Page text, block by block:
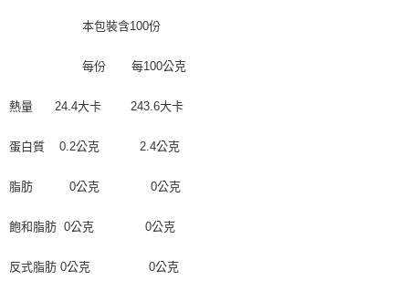
本包裝含100份
每份 每100公克
熱量 24.4大卡 243.6大卡
蛋白質 0.2公克 2.4公克
脂肪 0公克 0公克
飽和脂肪 0公克 0公克
反式脂肪 0公克 0公克